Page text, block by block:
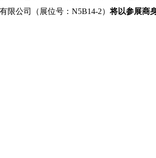
限公司（展位号：N5B14-2）将以参展商